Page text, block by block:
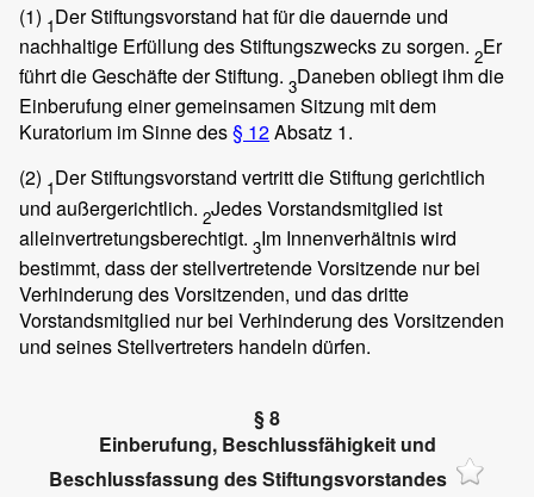
(1) 1Der Stiftungsvorstand hat für die dauernde und
nachhaltige Erfüllung des Stiftungszwecks zu sorgen. 2Er
führt die Geschäfte der Stiftung. 3Daneben obliegt ihm die
Einberufung einer gemeinsamen Sitzung mit dem
Kuratorium im Sinne des§ 12Absatz 1.
(2) 1Der Stiftungsvorstand vertritt die Stiftung gerichtlich
und außergerichtlich. 2Jedes Vorstandsmitglied ist
alleinvertretungsberechtigt. 3Im Innenverhältnis wird
bestimmt, dass der stellvertretende Vorsitzende nur bei
Verhinderung des Vorsitzenden, und das dritte
Vorstandsmitglied nur bei Verhinderung des Vorsitzenden
und seines Stellvertreters handeln dürfen.
§ 8
Einberufung, Beschlussfähigkeit und
Beschlussfassung des Stiftungsvorstandes